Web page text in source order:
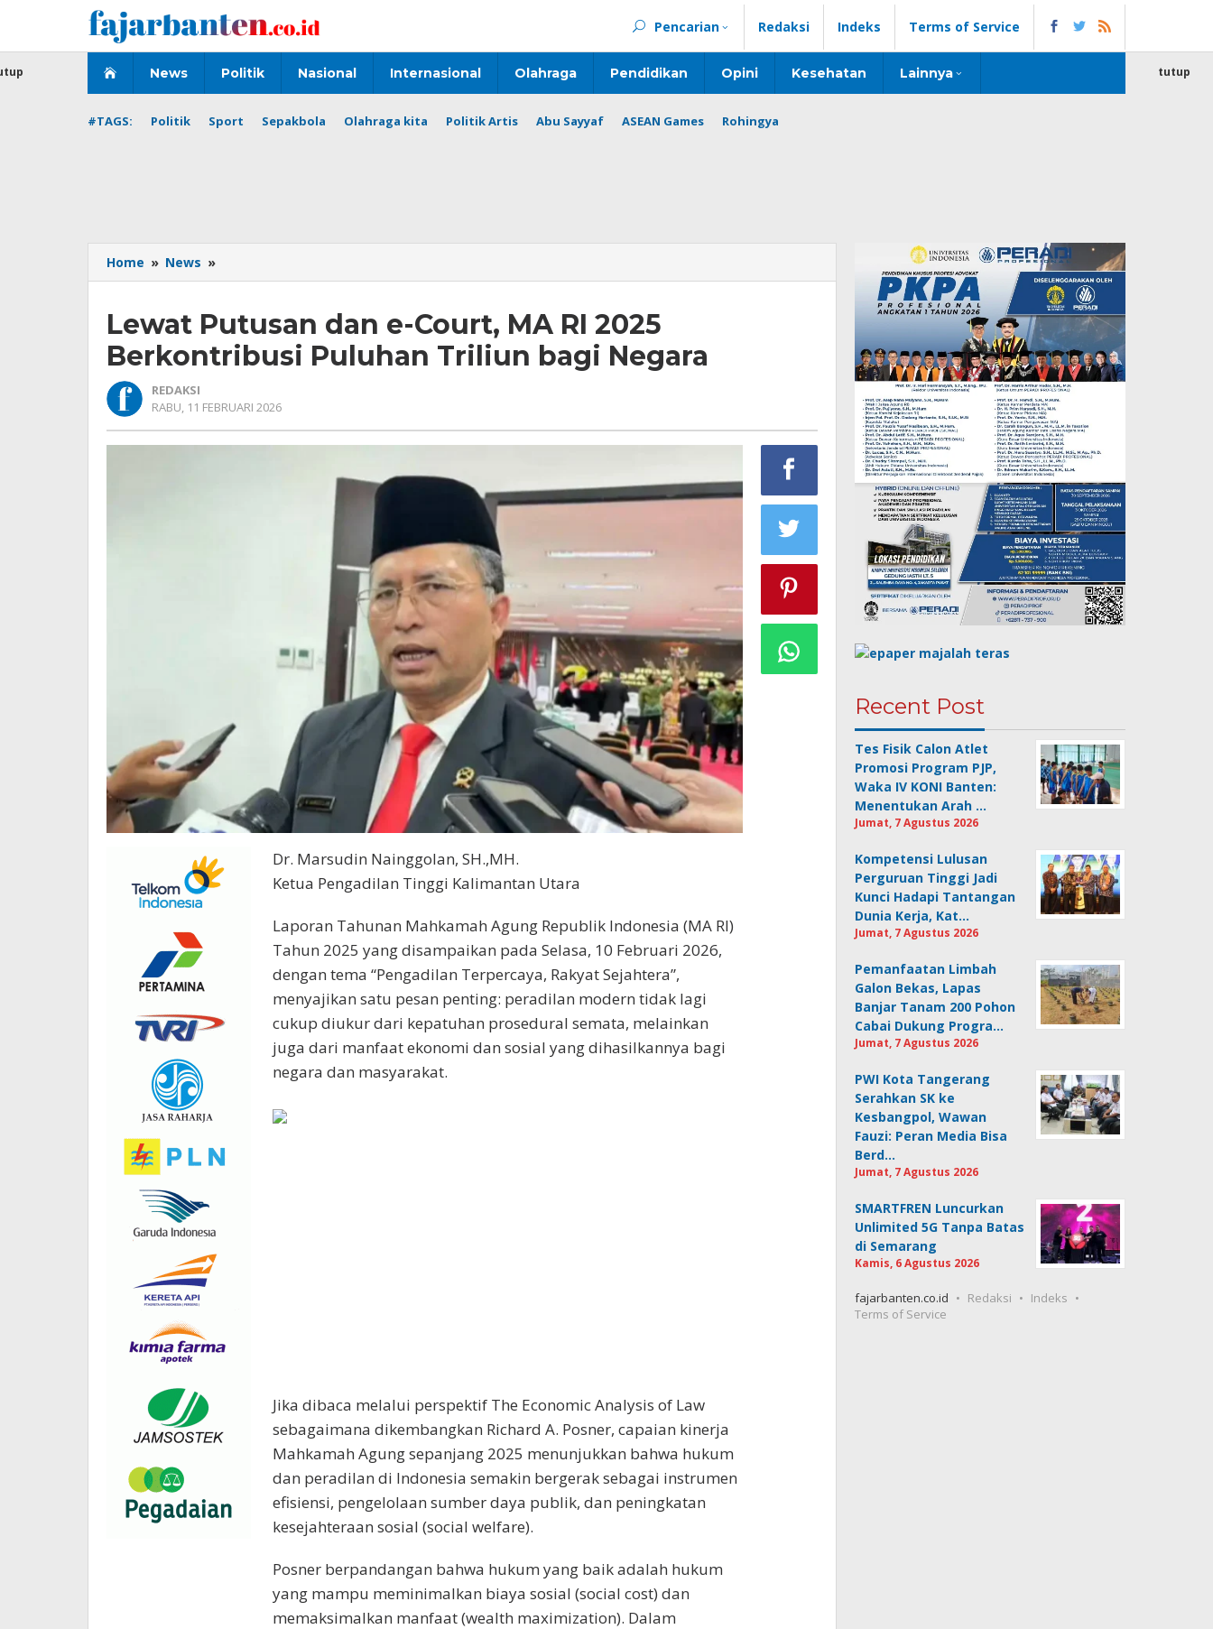
Pencarian Redaksi Indeks Terms of Service
News Politik Nasional Internasional Olahraga Pendidikan Opini Kesehatan Lainnya
#TAGS: Politik Sport Sepakbola Olahraga kita Politik Artis Abu Sayyaf ASEAN Games Rohingya
tutup
Home » News »
Putusan
e-
Court,
MA
Berkontribusi
Puluhan
Triliun
Lewat Putusan dan e-Court, MA RI 2025
Berkontribusi Puluhan Triliun bagi Negara
REDAKSI
RABU, 11 FEBRUARI 2026
Dr. Marsudin Nainggolan, SH.,MH.
Ketua Pengadilan Tinggi Kalimantan Utara
Laporan Tahunan Mahkamah Agung Republik Indonesia (MA RI)
Tahun 2025 yang disampaikan pada Selasa, 10 Februari 2026,
dengan tema “Pengadilan Terpercaya, Rakyat Sejahtera”,
menyajikan satu pesan penting: peradilan modern tidak lagi
cukup diukur dari kepatuhan prosedural semata, melainkan
juga dari manfaat ekonomi dan sosial yang dihasilkannya bagi
negara dan masyarakat.
Jika dibaca melalui perspektif The Economic Analysis of Law
sebagaimana dikembangkan Richard A. Posner, capaian kinerja
Mahkamah Agung sepanjang 2025 menunjukkan bahwa hukum
dan peradilan di Indonesia semakin bergerak sebagai instrumen
efisiensi, pengelolaan sumber daya publik, dan peningkatan
kesejahteraan sosial (social welfare).
Posner berpandangan bahwa hukum yang baik adalah hukum
yang mampu meminimalkan biaya sosial (social cost) dan
memaksimalkan manfaat (wealth maximization). Dalam
Recent Post
Tes Fisik Calon Atlet
Promosi Program PJP,
Waka IV KONI Banten:
Menentukan Arah …
Jumat, 7 Agustus 2026
Kompetensi Lulusan
Perguruan Tinggi Jadi
Kunci Hadapi Tantangan
Dunia Kerja, Kat…
Jumat, 7 Agustus 2026
Pemanfaatan Limbah
Galon Bekas, Lapas
Banjar Tanam 200 Pohon
Cabai Dukung Progra…
Jumat, 7 Agustus 2026
PWI Kota Tangerang
Serahkan SK ke
Kesbangpol, Wawan
Fauzi: Peran Media Bisa
Berd…
Jumat, 7 Agustus 2026
SMARTFREN Luncurkan
Unlimited 5G Tanpa Batas
di Semarang
Kamis, 6 Agustus 2026
fajarbanten.co.id Redaksi
Indeks
Terms of Service